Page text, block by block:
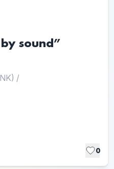
sound”
/
0